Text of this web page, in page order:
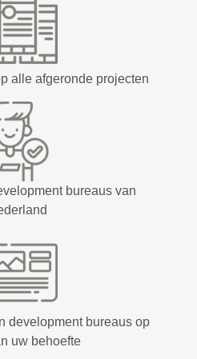
alle afgeronde projecten
bureaus van
development bureaus op
uw behoefte